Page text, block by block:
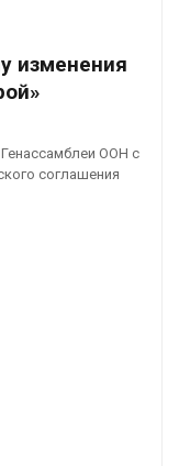
изменения
ООН с
соглашения